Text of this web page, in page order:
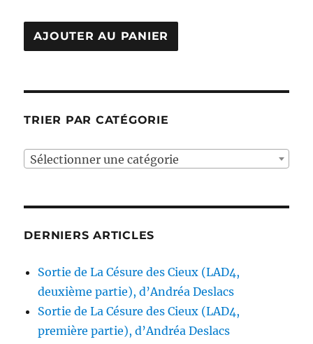
TRIER PAR CATÉGORIE
Sélectionner une catégorie
DERNIERS ARTICLES
Sortie de La Césure des Cieux (LAD4,
deuxième partie), d’Andréa Deslacs
Sortie de La Césure des Cieux (LAD4,
première partie), d’Andréa Deslacs